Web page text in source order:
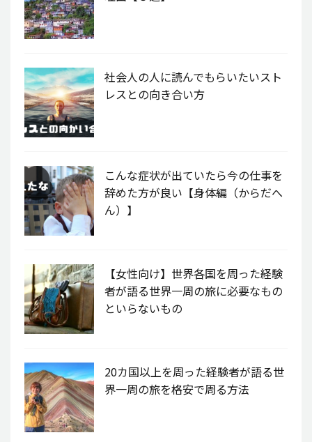
社会人の人に読んでもらいたいスト
レスとの向き合い方
こんな症状が出ていたら今の仕事を
辞めた方が良い【身体編（からだへ
ん）】
【女性向け】世界各国を周った経験
者が語る世界一周の旅に必要なもの
といらないもの
20カ国以上を周った経験者が語る世
界一周の旅を格安で周る方法